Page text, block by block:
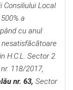
Local
a
cu anul
H.C.L. Sector 2
118/2017,
nr. 63, Sector